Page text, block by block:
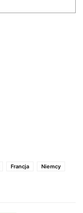
Francja
Niemcy